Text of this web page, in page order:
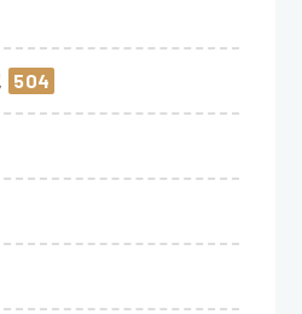
504